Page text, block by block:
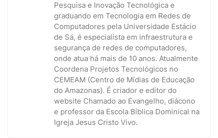
Pesquisa e Inovação Tecnológica e
graduando em Tecnologia em Redes de
Computadores pela Universidade Estácio
de Sá, é especialista em infraestrutura e
segurança de redes de computadores,
onde atua há mais de 10 anos. Atualmente
Coordena Projetos Tecnológicos no
CEMEAM (Centro de Mídias de Educação
do Amazonas). É criador e editor do
website Chamado ao Evangelho, diácono
e professor da Escola Bíblica Dominical na
Igreja Jesus Cristo Vivo.